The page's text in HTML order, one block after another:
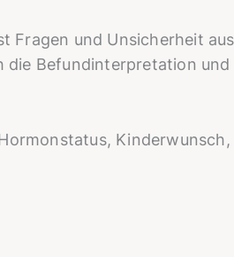
Fragen und Unsicherheit
Befundinterpretation